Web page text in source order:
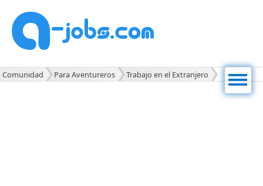
Comunidad Para Aventureros Trabajo en el Extranjero
Men
ú